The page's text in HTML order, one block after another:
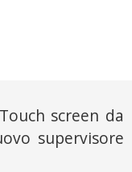
Touch screen da
supervisore